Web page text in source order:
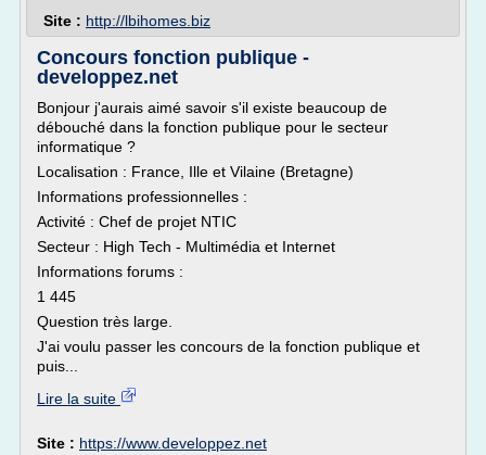
Site : http://lbihomes.biz
Concours fonction publique -
developpez.net
Bonjour j'aurais aimé savoir s'il existe beaucoup de
débouché dans la fonction publique pour le secteur
informatique ?
Localisation : France, Ille et Vilaine (Bretagne)
Informations professionnelles :
Activité : Chef de projet NTIC
Secteur : High Tech - Multimédia et Internet
Informations forums :
1 445
Question très large.
J'ai voulu passer les concours de la fonction publique et
puis...
Lire la suite
Site : https://www.developpez.net